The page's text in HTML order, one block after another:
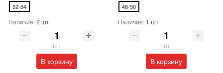
52-54
Наличие:2 шт
шт
В корзину
48-50
Наличие: 1 шт
шт
В корзину